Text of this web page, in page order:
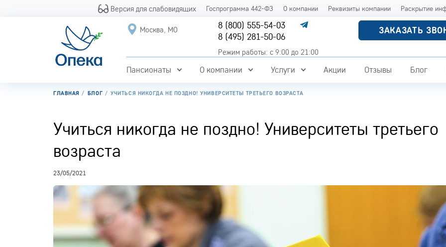
Версия для слабовидящих Госпрограмма 442-ФЗ О компании Реквизиты компании Раскрытие
Москва, МО
8 (800) 555-54-03
8 (495) 281-50-06
Режим работы: с 9:00 до 21:00
ЗАКАЗАТЬ
Пансионаты О компании Услуги Акции Отзывы Блог
ГЛАВНАЯ БЛОГ УЧИТЬСЯ НИКОГДА НЕ ПОЗДНО! УНИВЕРСИТЕТЫ ТРЕТЬЕГО ВОЗРАСТА
Учиться никогда не поздно! Университеты третьего
возраста
23/05/2021